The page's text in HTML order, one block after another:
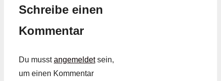
Schreibe einen
Kommentar
Du musstangemeldetsein,
um einen Kommentar